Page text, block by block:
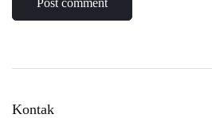
Kontak